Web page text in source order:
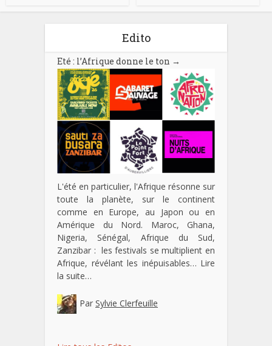
Edito
Eté : l’Afrique donne le ton →
L'été en particulier, l'Afrique résonne sur
toute la planète, sur le continent
comme en Europe, au Japon ou en
Amérique du Nord. Maroc, Ghana,
Nigeria, Sénégal, Afrique du Sud,
Zanzibar : les festivals se multiplient en
Afrique, révélant les inépuisables… Lire
la suite…
Par Sylvie Clerfeuille